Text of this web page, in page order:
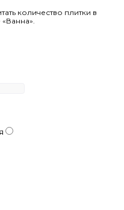
количество плитки в